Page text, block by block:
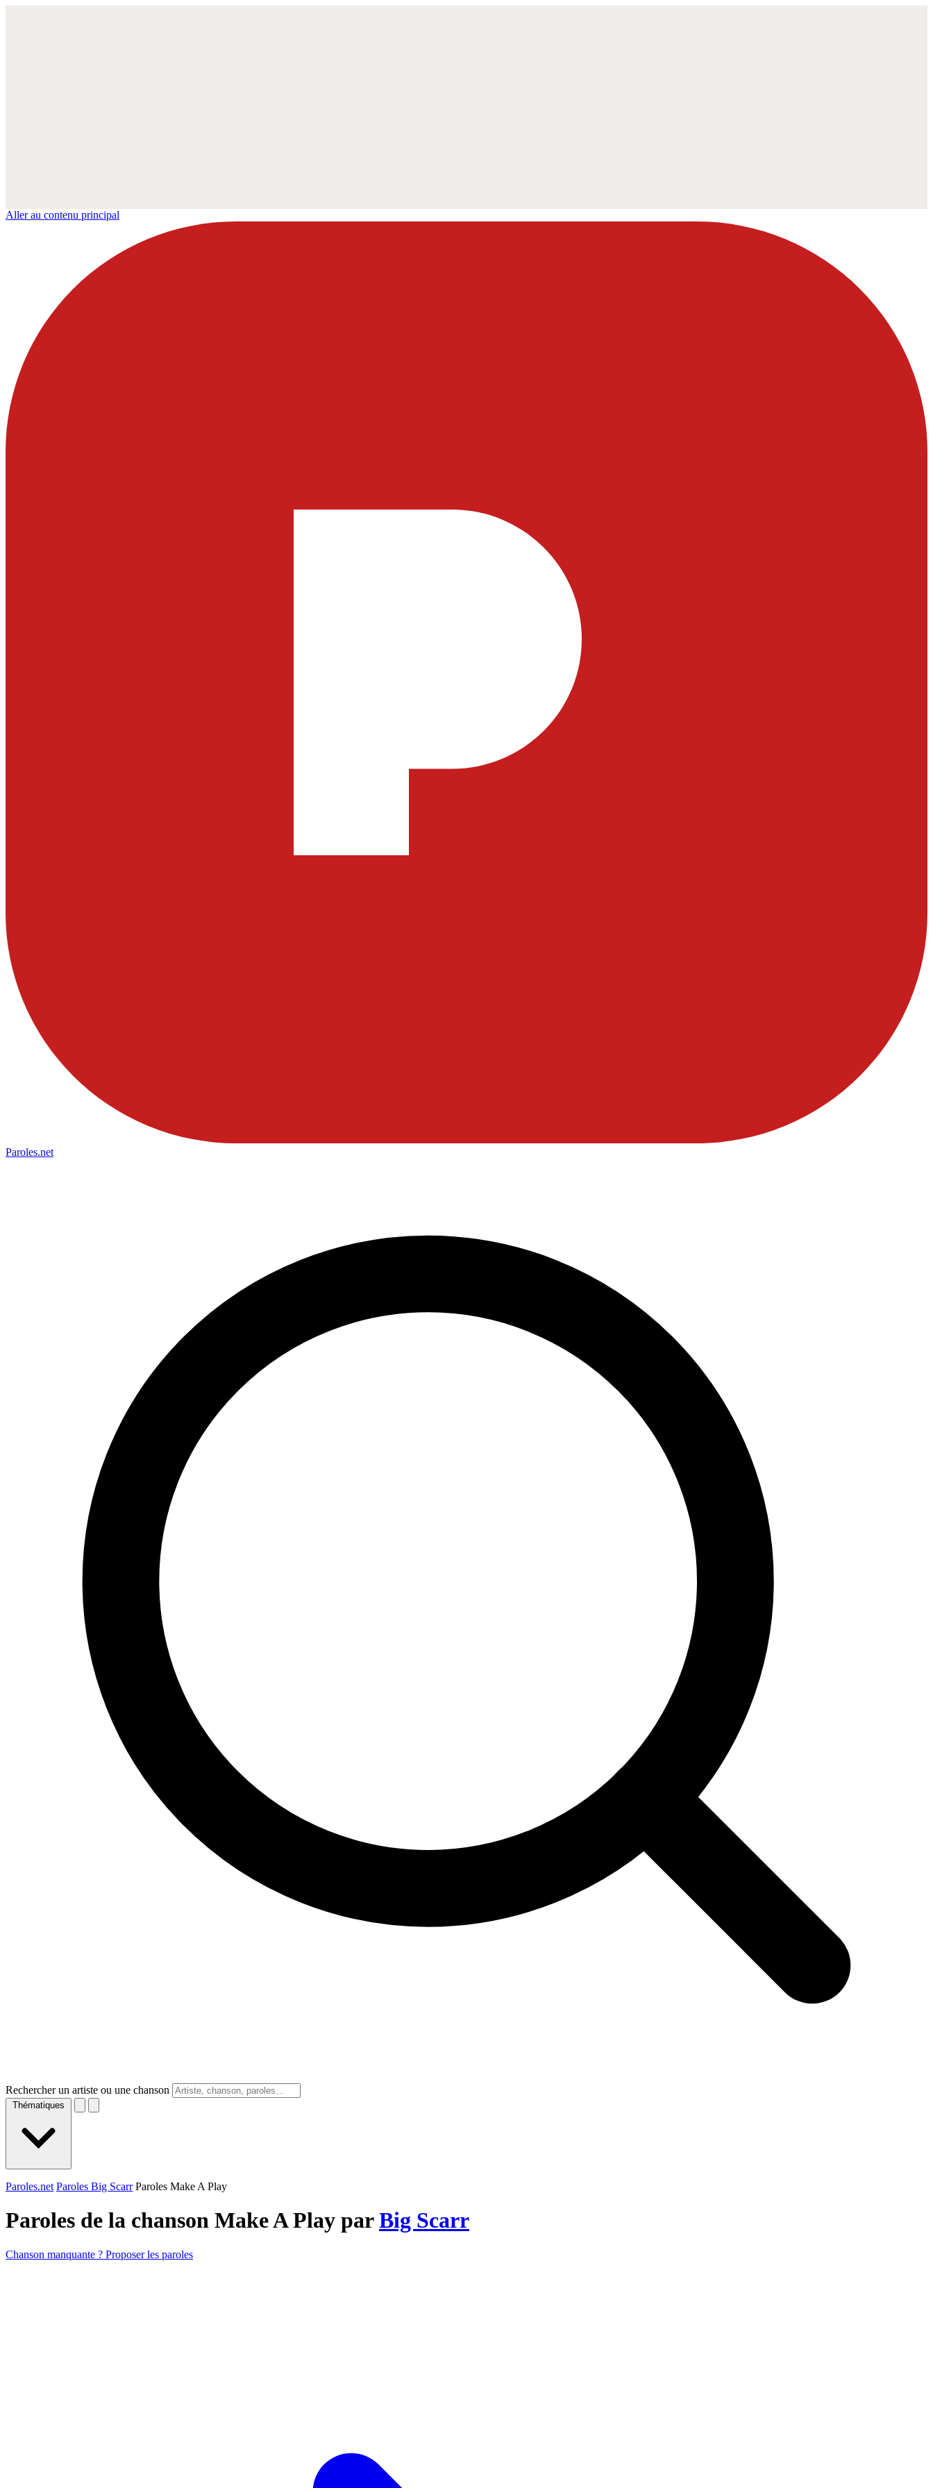
Aller au contenu principal
Paroles.net
Rechercher un artiste ou une chanson
Thématiques
Paroles.net Paroles Big Scarr Paroles Make A Play
Paroles de la chanson Make A Play parBig Scarr
Chanson manquante ? Proposer les paroles